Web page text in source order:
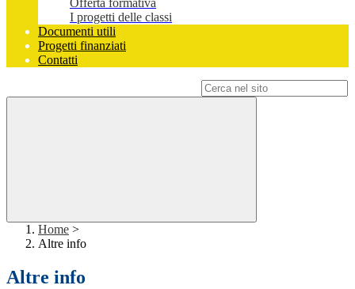
Offerta formativa
I progetti delle classi
Documenti utili
Progetti finanziati
Contatti
Home >
Altre info
Altre info